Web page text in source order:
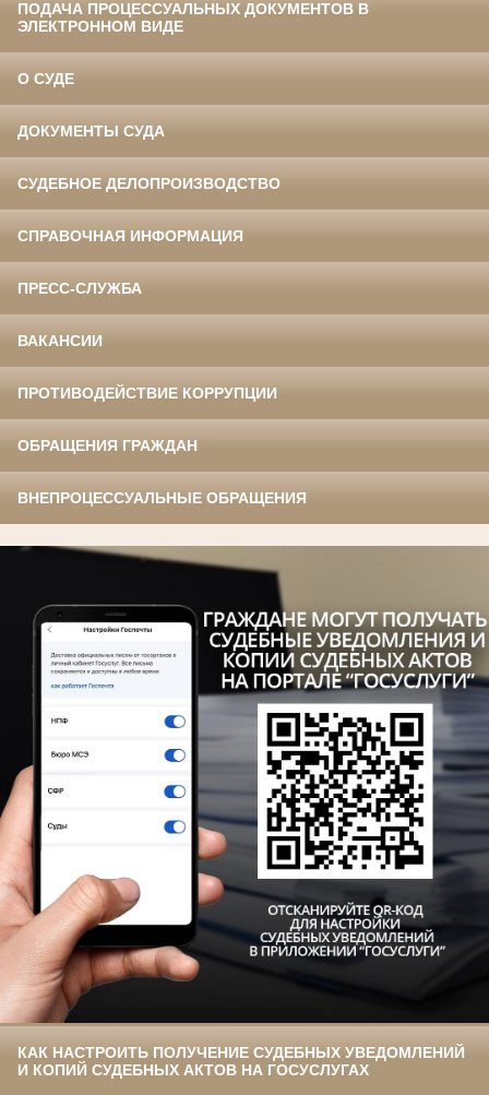
ПОДАЧА ПРОЦЕССУАЛЬНЫХ ДОКУМЕНТОВ В
ЭЛЕКТРОННОМ ВИДЕ
О СУДЕ
ДОКУМЕНТЫ СУДА
СУДЕБНОЕ ДЕЛОПРОИЗВОДСТВО
СПРАВОЧНАЯ ИНФОРМАЦИЯ
ПРЕСС-СЛУЖБА
ВАКАНСИИ
ПРОТИВОДЕЙСТВИЕ КОРРУПЦИИ
ОБРАЩЕНИЯ ГРАЖДАН
ВНЕПРОЦЕССУАЛЬНЫЕ ОБРАЩЕНИЯ
КАК НАСТРОИТЬ ПОЛУЧЕНИЕ СУДЕБНЫХ УВЕДОМЛЕНИЙ
И КОПИЙ СУДЕБНЫХ АКТОВ НА ГОСУСЛУГАХ